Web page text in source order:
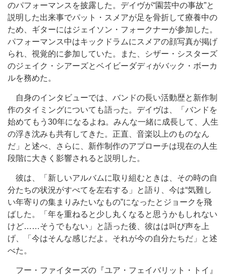
のパフォーマンスを披露した。デイヴが“園芸中の事故”と
説明した出来事でパット・スメアが足を骨折して療養中の
ため、ギターにはジェイソン・フォークナーが参加した。
パフォーマンス中はキックドラムにスメアの顔写真が掲げ
られ、視覚的に参加していた。また、シザー・シスターズ
のジェイク・シアーズとベイビーダディがバック・ボーカ
ルを務めた。
自身のインタビューでは、バンドの長い活動歴と新作制
作のタイミングについても語った。デイヴは、「バンドを
始めてもう30年になるよね。みんな一緒に成長して、人生
の浮き沈みも共有してきた。正直、音楽以上のものなん
だ」と述べ、さらに、新作制作のアプローチは現在の人生
段階に大きく影響されると説明した。
彼は、「新しいアルバムに取り組むときは、その時の自
分たちの状況がすべてを左右する」と語り、今は“気難し
い年寄りの集まりみたいなもの”になったとジョークを飛
ばした。「年を重ねると少し丸くなると思うかもしれない
けど……そうでもない」と語った後、彼はは叫び声を上
げ、「今はそんな感じだよ。それが今の自分たちだ」と述
べた。
フー・ファイターズの『ユア・フェイバリット・トイ』